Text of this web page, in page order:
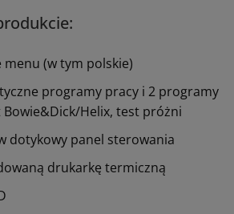
menu (w tym polskie)
programy pracy i 2 programy
Helix, test próżni
dotykowy panel sterowania
drukarkę termiczną